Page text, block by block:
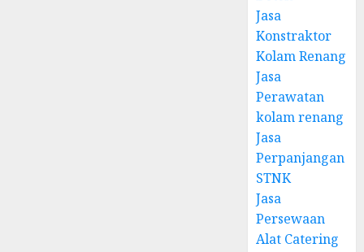
Jasa
Konstraktor
Kolam Renang
Jasa
Perawatan
kolam renang
Jasa
Perpanjangan
STNK
Jasa
Persewaan
Alat Catering